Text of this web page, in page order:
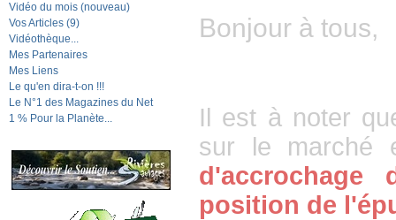
Vidéo du mois (nouveau)
Vos Articles (9)
Vidéothèque...
Mes Partenaires
Mes Liens
Le qu'en dira-t-on !!!
Le N°1 des Magazines du Net
1 % Pour la Planète...
Bonjour à tous,
Il est à noter
sur le marché
position de